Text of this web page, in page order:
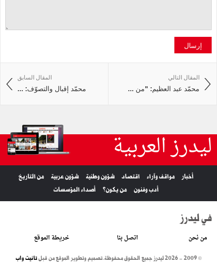
إرسال
المقال السابق
محمّد إقبال والتصوّف: ...
المقال التالي
محمّد عبد العظيم: "من ...
ليدرز العربية
أخبار مواقف وآراء اقتصاد شؤون وطنية شؤون عربية
من التاريخ
أدب وفنون
من يكون؟ أصداء المؤسسات
في ليدرز
من نحن اتصل بنا خريطة الموقع
© 2009 - 2026 ليدرز جميع الحقوق محفوظة. تصميم وتطوير الموقع من قبلتانيت واب